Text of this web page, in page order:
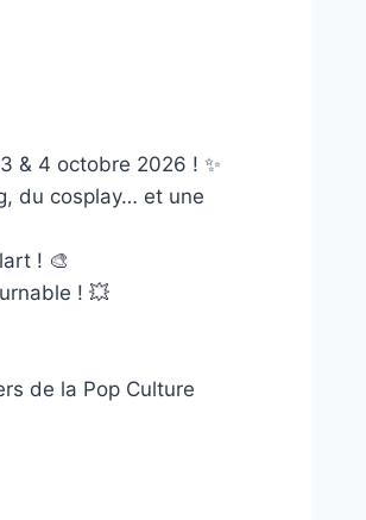
& 4 octobre 2026 ! ✨
du cosplay… et une
! 🎨
! 💥
de la Pop Culture